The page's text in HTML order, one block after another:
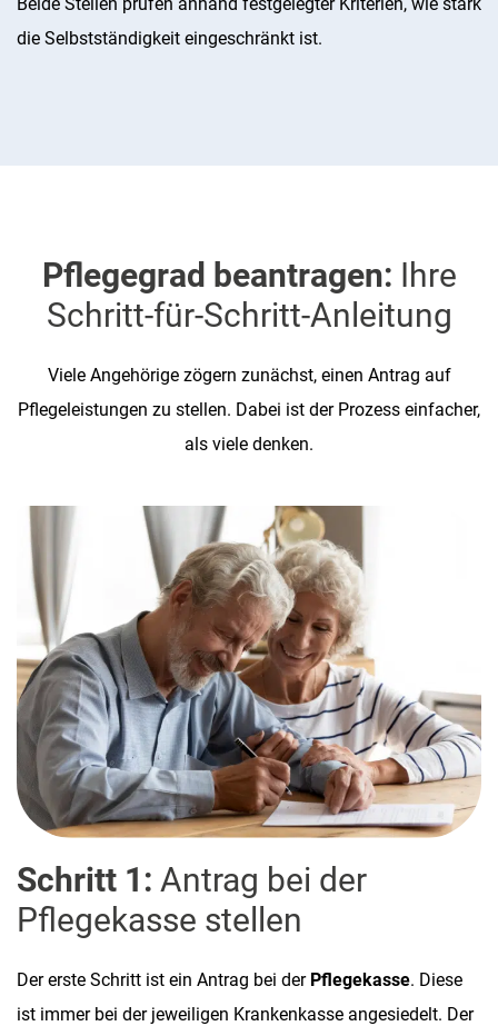
die Selbstständigkeit eingeschränkt ist.
Pflegegrad beantragen: Ihre
Schritt-für-Schritt-Anleitung
Viele Angehörige zögern zunächst, einen Antrag auf
Pflegeleistungen zu stellen. Dabei ist der Prozess einfacher,
als viele denken.
Schritt 1: Antrag bei der
Pflegekasse stellen
Der erste Schritt ist ein Antrag bei der Pflegekasse. Diese
ist immer bei der jeweiligen Krankenkasse angesiedelt. Der